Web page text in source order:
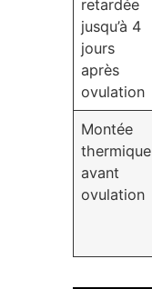
retardée
jusqu’à 4
jours
après
ovulation
Montée
thermique
avant
ovulation